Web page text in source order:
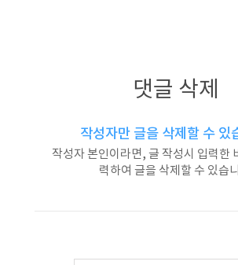
댓글 삭제
작성자만 글을 삭제할 수 있
작성자 본인이라면, 글 작성시 입력한
력하여 글을 삭제할 수 있습